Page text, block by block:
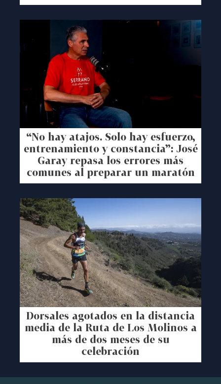
“No hay atajos. Solo hay esfuerzo,
entrenamiento y constancia”: José
Garay repasa los errores más
comunes al preparar un maratón
Dorsales agotados en la distancia
media de la Ruta de Los Molinos a
más de dos meses de su
celebración